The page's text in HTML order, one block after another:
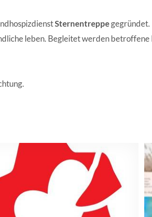
Sternentreppe
leben. Begleitet werden